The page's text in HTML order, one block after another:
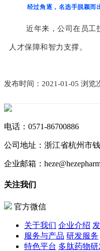
发布时间：2021-01-05 浏览
经过角逐，名选手脱颖而
近年来，公司在员工
人才保障和智力支撑。
电话： 0571-86700886
公司地址： 浙江省杭州市
企业邮箱：
关注我们
官方微信
关于我们 企业介绍
服务与产品 研发服务
特色平台 多肽药物研